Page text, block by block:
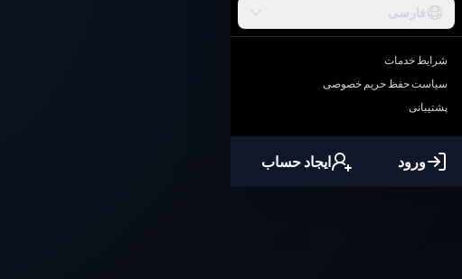
فارسی
شرایط خدمات
سیاست حفظ حریم خصوصی
پشتیبانی
ورود ایجاد حساب